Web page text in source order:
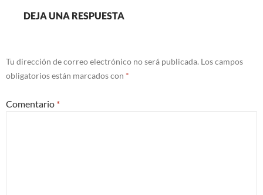
DEJA UNA RESPUESTA
Tu dirección de correo electrónico no será publicada. Los campos
obligatorios están marcados con *
Comentario *